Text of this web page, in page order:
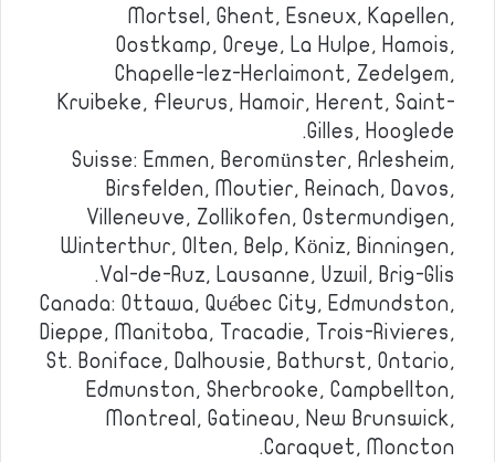
Mortsel, Ghent, Esneux, Kapellen,
Oostkamp, Oreye, La Hulpe, Hamois,
Chapelle-lez-Herlaimont, Zedelgem,
Kruibeke, Fleurus, Hamoir, Herent, Saint-
Gilles, Hooglede.
Suisse: Emmen, Beromünster, Arlesheim,
Birsfelden, Moutier, Reinach, Davos,
Villeneuve, Zollikofen, Ostermundigen,
Winterthur, Olten, Belp, Köniz, Binningen,
Val-de-Ruz, Lausanne, Uzwil, Brig-Glis.
Canada: Ottawa, Québec City, Edmundston,
Dieppe, Manitoba, Tracadie, Trois-Rivieres,
St. Boniface, Dalhousie, Bathurst, Ontario,
Edmunston, Sherbrooke, Campbellton,
Montreal, Gatineau, New Brunswick,
Caraquet, Moncton.